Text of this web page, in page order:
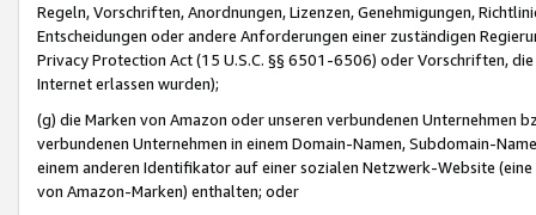
Regeln, Vorschriften, Anordnungen, Lizenzen, Genehmigungen,
Entscheidungen oder andere Anforderungen einer zuständigen
Privacy Protection Act (15 U.S.C. §§ 6501-6506) oder Vorschriften,
Internet erlassen wurden);
(g) die Marken von Amazon oder unseren verbundenen Unternehmen
verbundenen Unternehmen in einem Domain-Namen, Subdomain-
einem anderen Identifikator auf einer sozialen Netzwerk-Website
von Amazon-Marken) enthalten; oder